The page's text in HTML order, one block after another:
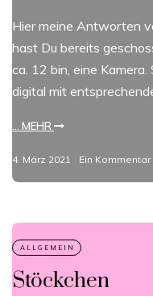
Hier meine Antworten
hast Du bereits
ca. 12 bin, eine
digital mit
... MEHR
4. März 2021 Ein Kommentar
Stöckchen